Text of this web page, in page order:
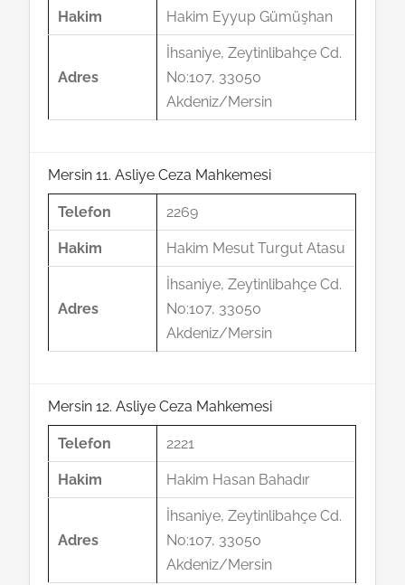
Hakim Hakim Eyyup Gümüşhan
Adres
İhsaniye, Zeytinlibahçe Cd.
No:107, 33050
Akdeniz/Mersin
Mersin 11. Asliye Ceza Mahkemesi
Telefon 2269
Hakim Hakim Mesut Turgut Atasu
Adres
İhsaniye, Zeytinlibahçe Cd.
No:107, 33050
Akdeniz/Mersin
Mersin 12. Asliye Ceza Mahkemesi
Telefon 2221
Hakim Hakim Hasan Bahadır
Adres
İhsaniye, Zeytinlibahçe Cd.
No:107, 33050
Akdeniz/Mersin